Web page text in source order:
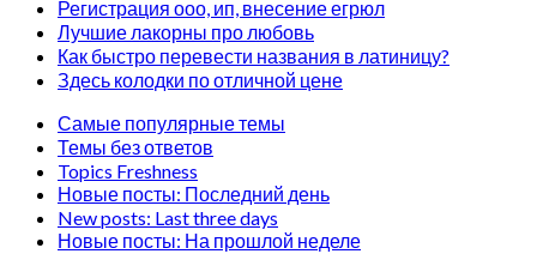
Регистрация ооо, ип, внесение егрюл
Лучшие лакорны про любовь
Как быстро перевести названия в латиницу?
Здесь колодки по отличной цене
Самые популярные темы
Темы без ответов
Topics Freshness
Новые посты: Последний день
New posts: Last three days
Новые посты: На прошлой неделе